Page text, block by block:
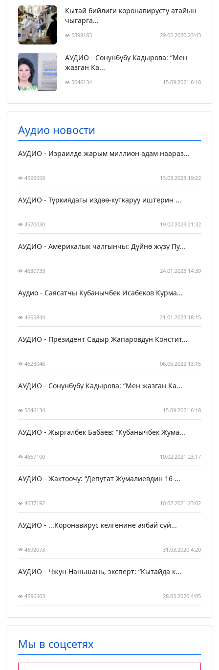
Кытай бийлиги коронавирусту атайын
чыгарга...
5398183 29.02.2020 23:43
АУДИО - Сонунбүбү Кадырова: “Мен
жазган Ка...
5046134 15.09.2021 6:18
Аудио новости
АУДИО - Израилде жарым миллион адам наараз...
4599559 13.03.2023 19:22
АУДИО - Түркиядагы издөө-куткаруу иштерин ...
4570030 19.02.2023 21:32
АУДИО - Америкалык чалгынчы: Дүйнө жүзү Пу...
4630733 24.01.2023 14:39
Аудио - Саясатчы Кубанычбек Исабеков Курма...
4665844 21.01.2023 18:15
АУДИО - Президент Садыр Жапаровдун Констит...
4628046 06.05.2022 13:15
АУДИО - Сонунбүбү Кадырова: “Мен жазган Ка...
5046134 15.09.2021 6:18
АУДИО - Жыргалбек Бабаев: “Кубанычбек Жума...
4667100 10.02.2021 23:17
АУДИО - Жактоочу: “Депутат Жумалиевдин 16 ...
4637192 10.02.2021 23:02
АУДИО - ...Коронавирус келгенине аябай сүй...
4692073 31.03.2020 4:20
АУДИО - Чжун Наньшань, эксперт: “Кытайда к...
4596503 28.03.2020 4:05
Мы в соцсетях